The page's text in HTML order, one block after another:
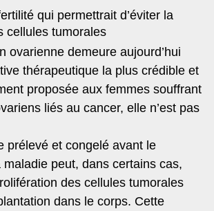
qui permettrait d’éviter la
cellules tumorales
ovarienne demeure aujourd’hui
thérapeutique la plus crédible et
proposée aux femmes souffrant
liés au cancer, elle n’est pas
prélevé et congelé avant le
peut, dans certains cas,
des cellules tumorales
dans le corps. Cette